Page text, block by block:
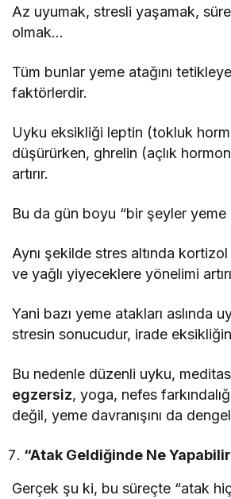
Az uyumak, stresli yaşamak,
olmak…
Tüm bunlar yeme atağını
faktörlerdir.
Uyku eksikliği leptin (tokluk
düşürürken, ghrelin (açlık
artırır.
Bu da gün boyu “bir şeyler yeme
Aynı şekilde stres altında
ve yağlı yiyeceklere yönelimi
Yani bazı yeme atakları aslında
stresin sonucudur, irade
Bu nedenle düzenli uyku,
egzersiz, yoga, nefes
değil, yeme davranışını da
“Atak Geldiğinde Ne
Gerçek şu ki, bu süreçte “atak